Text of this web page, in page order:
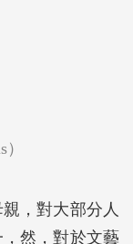
）
，對大部分人
然，對於文藝